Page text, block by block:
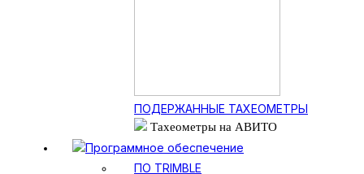
ПОДЕРЖАННЫЕ ТАХЕОМЕТРЫ
Тахеометры на АВИТО
Программное обеспечение
ПО TRIMBLE